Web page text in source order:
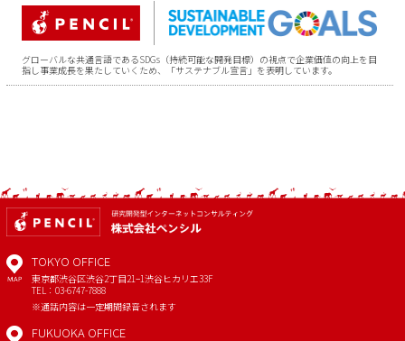
グローバルな共通言語であるSDGs（持続可能な開発目標）の視点で企業価値の向上を目
指し事業成長を果たしていくため、「サステナブル宣言」を表明しています。
MAP
TOKYO OFFICE
東京都渋谷区渋谷2丁目21−1渋谷ヒカリエ33F
TEL：03-6747-7888
※通話内容は一定期間録音されます
FUKUOKA OFFICE